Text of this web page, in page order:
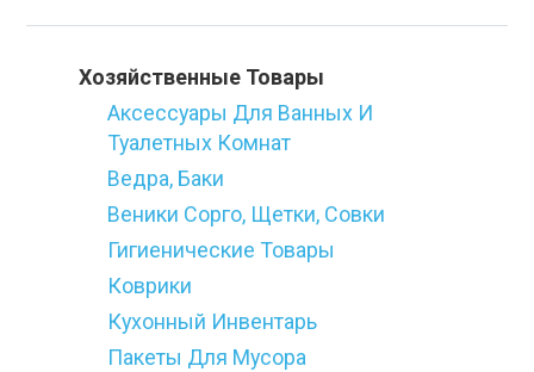
Хозяйственные Товары
Аксессуары Для Ванных И
Туалетных Комнат
Ведра, Баки
Веники Сорго, Щетки, Совки
Гигиенические Товары
Коврики
Кухонный Инвентарь
Пакеты Для Мусора